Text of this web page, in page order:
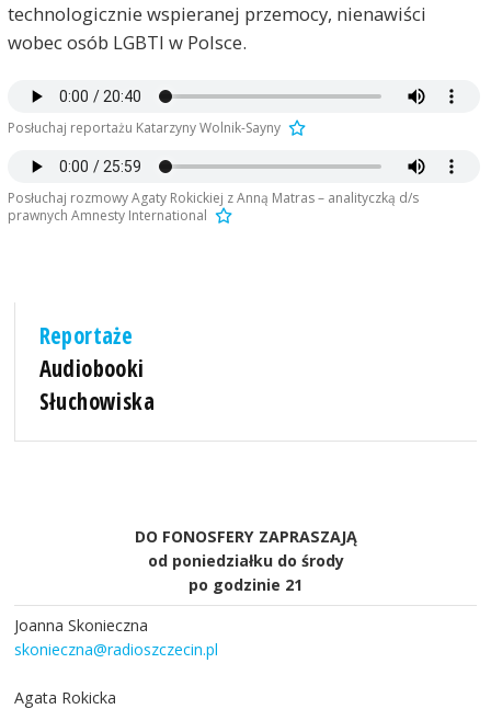
technologicznie wspieranej przemocy, nienawiści
wobec osób LGBTI w Polsce.
Posłuchaj reportażu Katarzyny Wolnik-Sayny
Posłuchaj rozmowy Agaty Rokickiej z Anną Matras – analityczką d/s
prawnych Amnesty International
Reportaże
Audiobooki
Słuchowiska
DO FONOSFERY ZAPRASZAJĄ
od poniedziałku do środy
po godzinie 21
Joanna Skonieczna
skonieczna@radioszczecin.pl
Agata Rokicka